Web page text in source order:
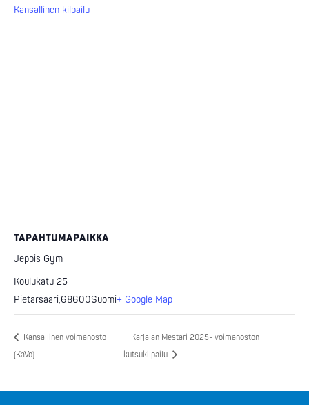
Kansallinen kilpailu
TAPAHTUMAPAIKKA
Jeppis Gym
Koulukatu 25
Pietarsaari,68600Suomi+ Google Map
Kansallinen voimanosto
(KaVo)
Karjalan Mestari 2025- voimanoston
kutsukilpailu